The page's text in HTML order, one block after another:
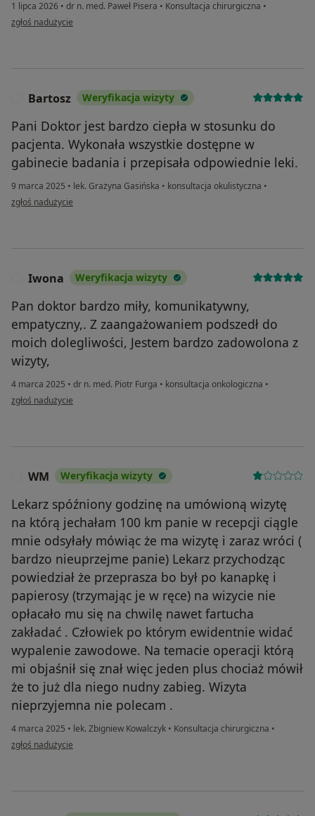
1 lipca 2026 • dr n. med. Paweł Pisera • Konsultacja chirurgiczna •
w opinii użytkownika Zuzanna
zgłoś nadużycie
Bartosz Weryfikacja wizyty
Pani Doktor jest bardzo ciepła w stosunku do
pacjenta. Wykonała wszystkie dostępne w
gabinecie badania i przepisała odpowiednie leki.
9 marca 2025 • lek. Grażyna Gasińska • konsultacja okulistyczna •
w opinii użytkownika Bartosz
zgłoś nadużycie
Iwona Weryfikacja wizyty
Pan doktor bardzo miły, komunikatywny,
empatyczny,. Z zaangażowaniem podszedł do
moich dolegliwości, Jestem bardzo zadowolona z
wizyty,
4 marca 2025 • dr n. med. Piotr Furga • konsultacja onkologiczna •
w opinii użytkownika Iwona
zgłoś nadużycie
WM Weryfikacja wizyty
Lekarz spóźniony godzinę na umówioną wizytę
na którą jechałam 100 km panie w recepcji ciągle
mnie odsyłały mówiąc że ma wizytę i zaraz wróci (
bardzo nieuprzejme panie) Lekarz przychodząc
powiedział że przeprasza bo był po kanapkę i
papierosy (trzymając je w ręce) na wizycie nie
opłacało mu się na chwilę nawet fartucha
zakładać . Człowiek po którym ewidentnie widać
wypalenie zawodowe. Na temacie operacji którą
mi objaśnił się znał więc jeden plus chociaż mówił
że to już dla niego nudny zabieg. Wizyta
nieprzyjemna nie polecam .
4 marca 2025 • lek. Zbigniew Kowalczyk • Konsultacja chirurgiczna •
w opinii użytkownika WM
zgłoś nadużycie